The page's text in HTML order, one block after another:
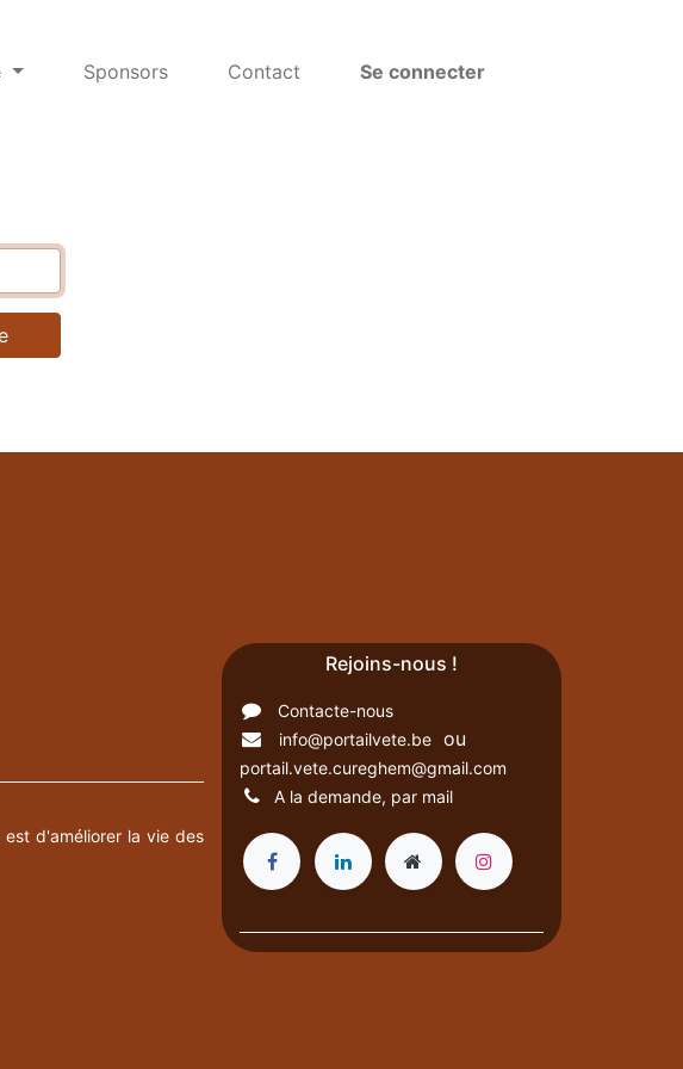
Sponsors Contact Se connecter
d'améliorer la vie des
Rejoins-nous !
Contacte-nous
info@portailvete.beou
portail.vete.cureghem@gmail.com
A la demande, par mail